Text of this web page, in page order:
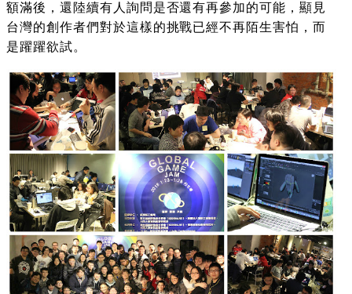
額滿後，還陸續有人詢問是否還有再參加的可能，顯見
台灣的創作者們對於這樣的挑戰已經不再陌生害怕，而
是躍躍欲試。